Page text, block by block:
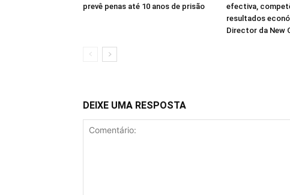
prevê penas até 10 anos de prisão
efectiva,
resultados
Director da New
DEIXE UMA RESPOSTA